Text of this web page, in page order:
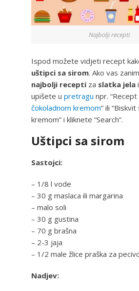
Najbolji recepti
Ispod možete vidjeti recept
uštipci sa sirom. Ako vas
najbolji recepti za slatka jela
upišete u pretragu npr. “Recept
čokoladnom kremom” ili
kremom” i kliknete “Search”.
Uštipci sa sirom
Sastojci:
– 1/8 l vode
– 30 g maslaca ili margarina
– malo soli
– 30 g gustina
– 70 g brašna
– 2-3 jaja
– 1/2 male žlice praška za
Nadjev: